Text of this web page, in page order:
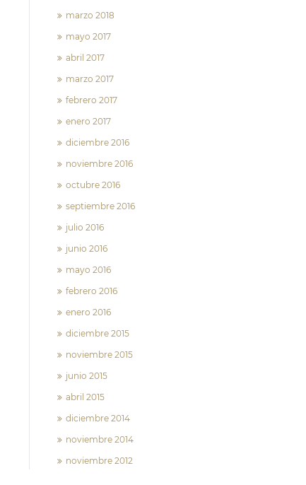
marzo 2018
mayo 2017
abril 2017
marzo 2017
febrero 2017
enero 2017
diciembre 2016
noviembre 2016
octubre 2016
septiembre 2016
julio 2016
junio 2016
mayo 2016
febrero 2016
enero 2016
diciembre 2015
noviembre 2015
junio 2015
abril 2015
diciembre 2014
noviembre 2014
noviembre 2012